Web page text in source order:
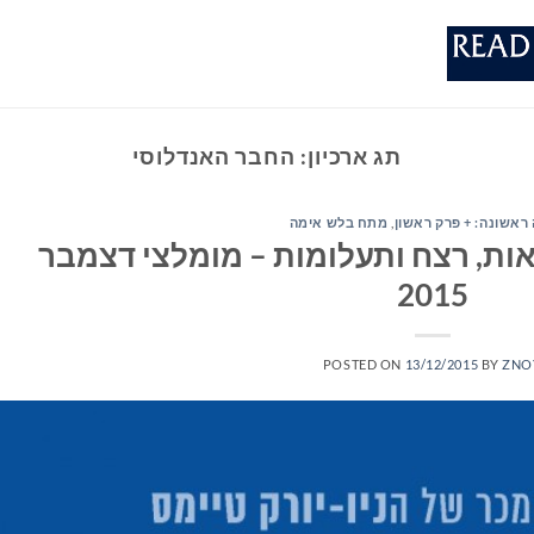
תג ארכיון: החבר האנדלוסי
+ פרק ראשון מתח בלש אימה
רצח ותעלומות – מומלצי דצמבר
2015
POSTED ON 13/12/2015 BY